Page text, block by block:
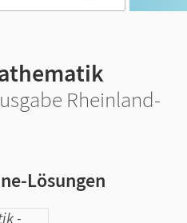
Rheinland-
Lösungen